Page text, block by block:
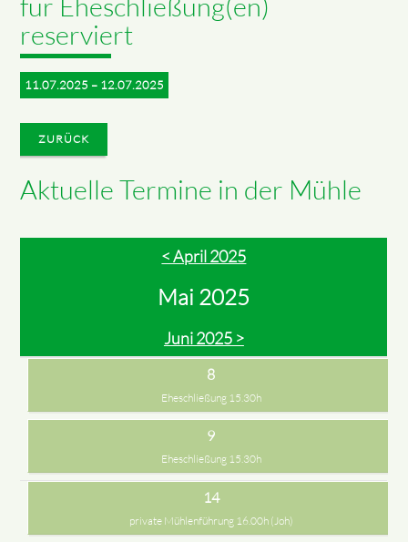
reserviert
11.07.2025 – 12.07.2025
ZURÜCK
Aktuelle Termine in der Mühle
< April 2025
Mai 2025
Juni 2025 >
8
Eheschließung 15.30h
9
Eheschließung 15.30h
14
private Mühlenführung 16.00h (Joh)